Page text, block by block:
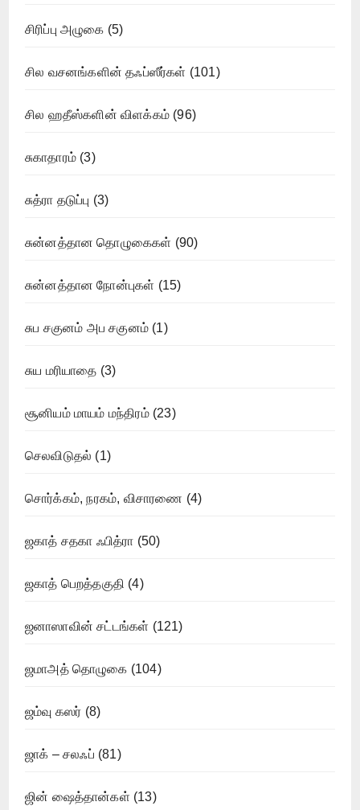
சிரிப்பு அழுகை (5)
சில வசனங்களின் தஃப்ஸீர்கள் (101)
சில ஹதீஸ்களின் விளக்கம் (96)
சுகாதாரம் (3)
சுத்ரா தடுப்பு (3)
சுன்னத்தான தொழுகைகள் (90)
சுன்னத்தான நோன்புகள் (15)
சுப சகுனம் அப சகுனம் (1)
சுய மரியாதை (3)
சூனியம் மாயம் மந்திரம்(23)
செலவிடுதல் (1)
சொர்க்கம், நரகம், விசாரணை (4)
ஜகாத் சதகா ஃபித்ரா (50)
ஜகாத் பெறத்தகுதி (4)
ஜனாஸாவின் சட்டங்கள் (121)
ஜமாஅத் தொழுகை (104)
ஜம்வு கஸர் (8)
ஜாக் – சலஃப் (81)
ஜின் ஷைத்தான்கள் (13)